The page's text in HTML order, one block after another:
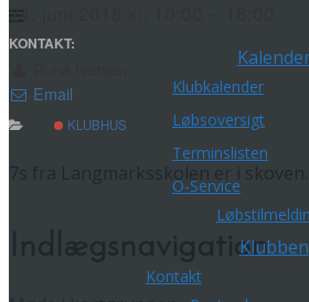
Klubkalender
Løbsoversigt
Terminslisten
O-Service
Klubben
Kontakt
KONTAKT:
Email
KLUBHUS
Indlægsnavigation